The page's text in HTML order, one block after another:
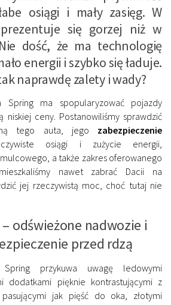
osiągi i mały zasięg. W
się gorzej niż w
dość, że ma technologię
energii i szybko się ładuje.
naprawdę zalety i wady?
Spring ma spopularyzować pojazdy
niskiej ceny. Postanowiliśmy sprawdzić
tego auta, jego zabezpieczenie
osiągi i zużycie energii,
a także zakres oferowanego
nawet zabrać Dacii na
jej rzeczywistą moc, choć tutaj nie
odświeżone nadwozie i
przed rdzą
przykuwa uwagę ledowymi
dodatkami pięknie kontrastującymi z
jak pięść do oka, złotymi